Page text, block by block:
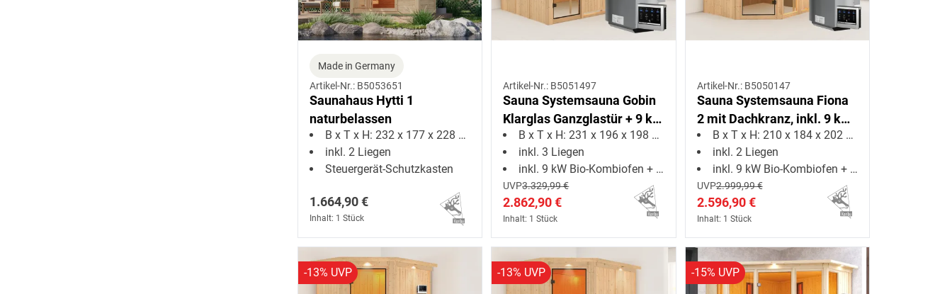
Made in Germany
Artikel-Nr.: B5053651
Saunahaus Hytti 1
naturbelassen
B x T x H: 232 x 177 x 228 cm
inkl. 2 Liegen
Steuergerät-Schutzkasten
1.664,90 €
Inhalt: 1 Stück
Artikel-Nr.: B5051497
Sauna Systemsauna Gobin
Klarglas Ganzglastür + 9 kW
Bio-Kombiofen mit ext. Strg
B x T x H: 231 x 196 x 198 cm
inkl. 3 Liegen
inkl. 9 kW Bio-Kombiofen + ext. Steuerung
UVP3.329,99 €
2.862,90 €
Inhalt: 1 Stück
Artikel-Nr.: B5050147
Sauna Systemsauna Fiona
2 mit Dachkranz, inkl. 9 kW
Bio-Kombiofen ext.
Steuerung
B x T x H: 210 x 184 x 202 cm
inkl. 2 Liegen
inkl. 9 kW Bio-Kombiofen + ext. Steuerung
UVP2.999,99 €
2.596,90 €
Inhalt: 1 Stück
-13% UVP -13% UVP -15% UVP